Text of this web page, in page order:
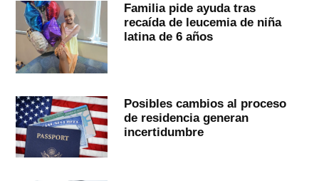
Familia pide ayuda tras
recaída de leucemia de niña
latina de 6 años
Posibles cambios al proceso
de residencia generan
incertidumbre